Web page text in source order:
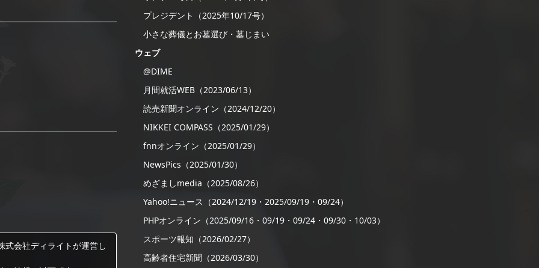
式会社ディライトが運営し
プレジデント（2025年10/17号）
小さな葬儀とお墓選び・墓じまい
ウェブ
@DIME
月間就活WEB（2023/06/13）
読売新聞オンライン（2024/12/20）
NIKKEI COMPASS（2025/01/29）
fnnオンライン（2025/01/29）
NewsPics（2025/01/30）
めざましmedia（2025/08/26）
Yahoo!ニュース（2024/12/19・2025/09/19・09/24）
PHPオンライン（2025/09/16・09/19・09/24・09/30・10/03）
スポーツ報知（2026/02/27）
高齢者住宅新聞（2026/03/30）